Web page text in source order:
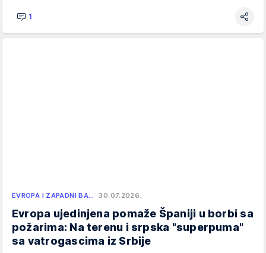
1
EVROPA I ZAPADNI BA… 30.07.2026.
Evropa ujedinjena pomaže Španiji u borbi sa
požarima: Na terenu i srpska "superpuma"
sa vatrogascima iz Srbije